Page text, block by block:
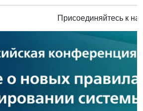
Присоединяйтесь к